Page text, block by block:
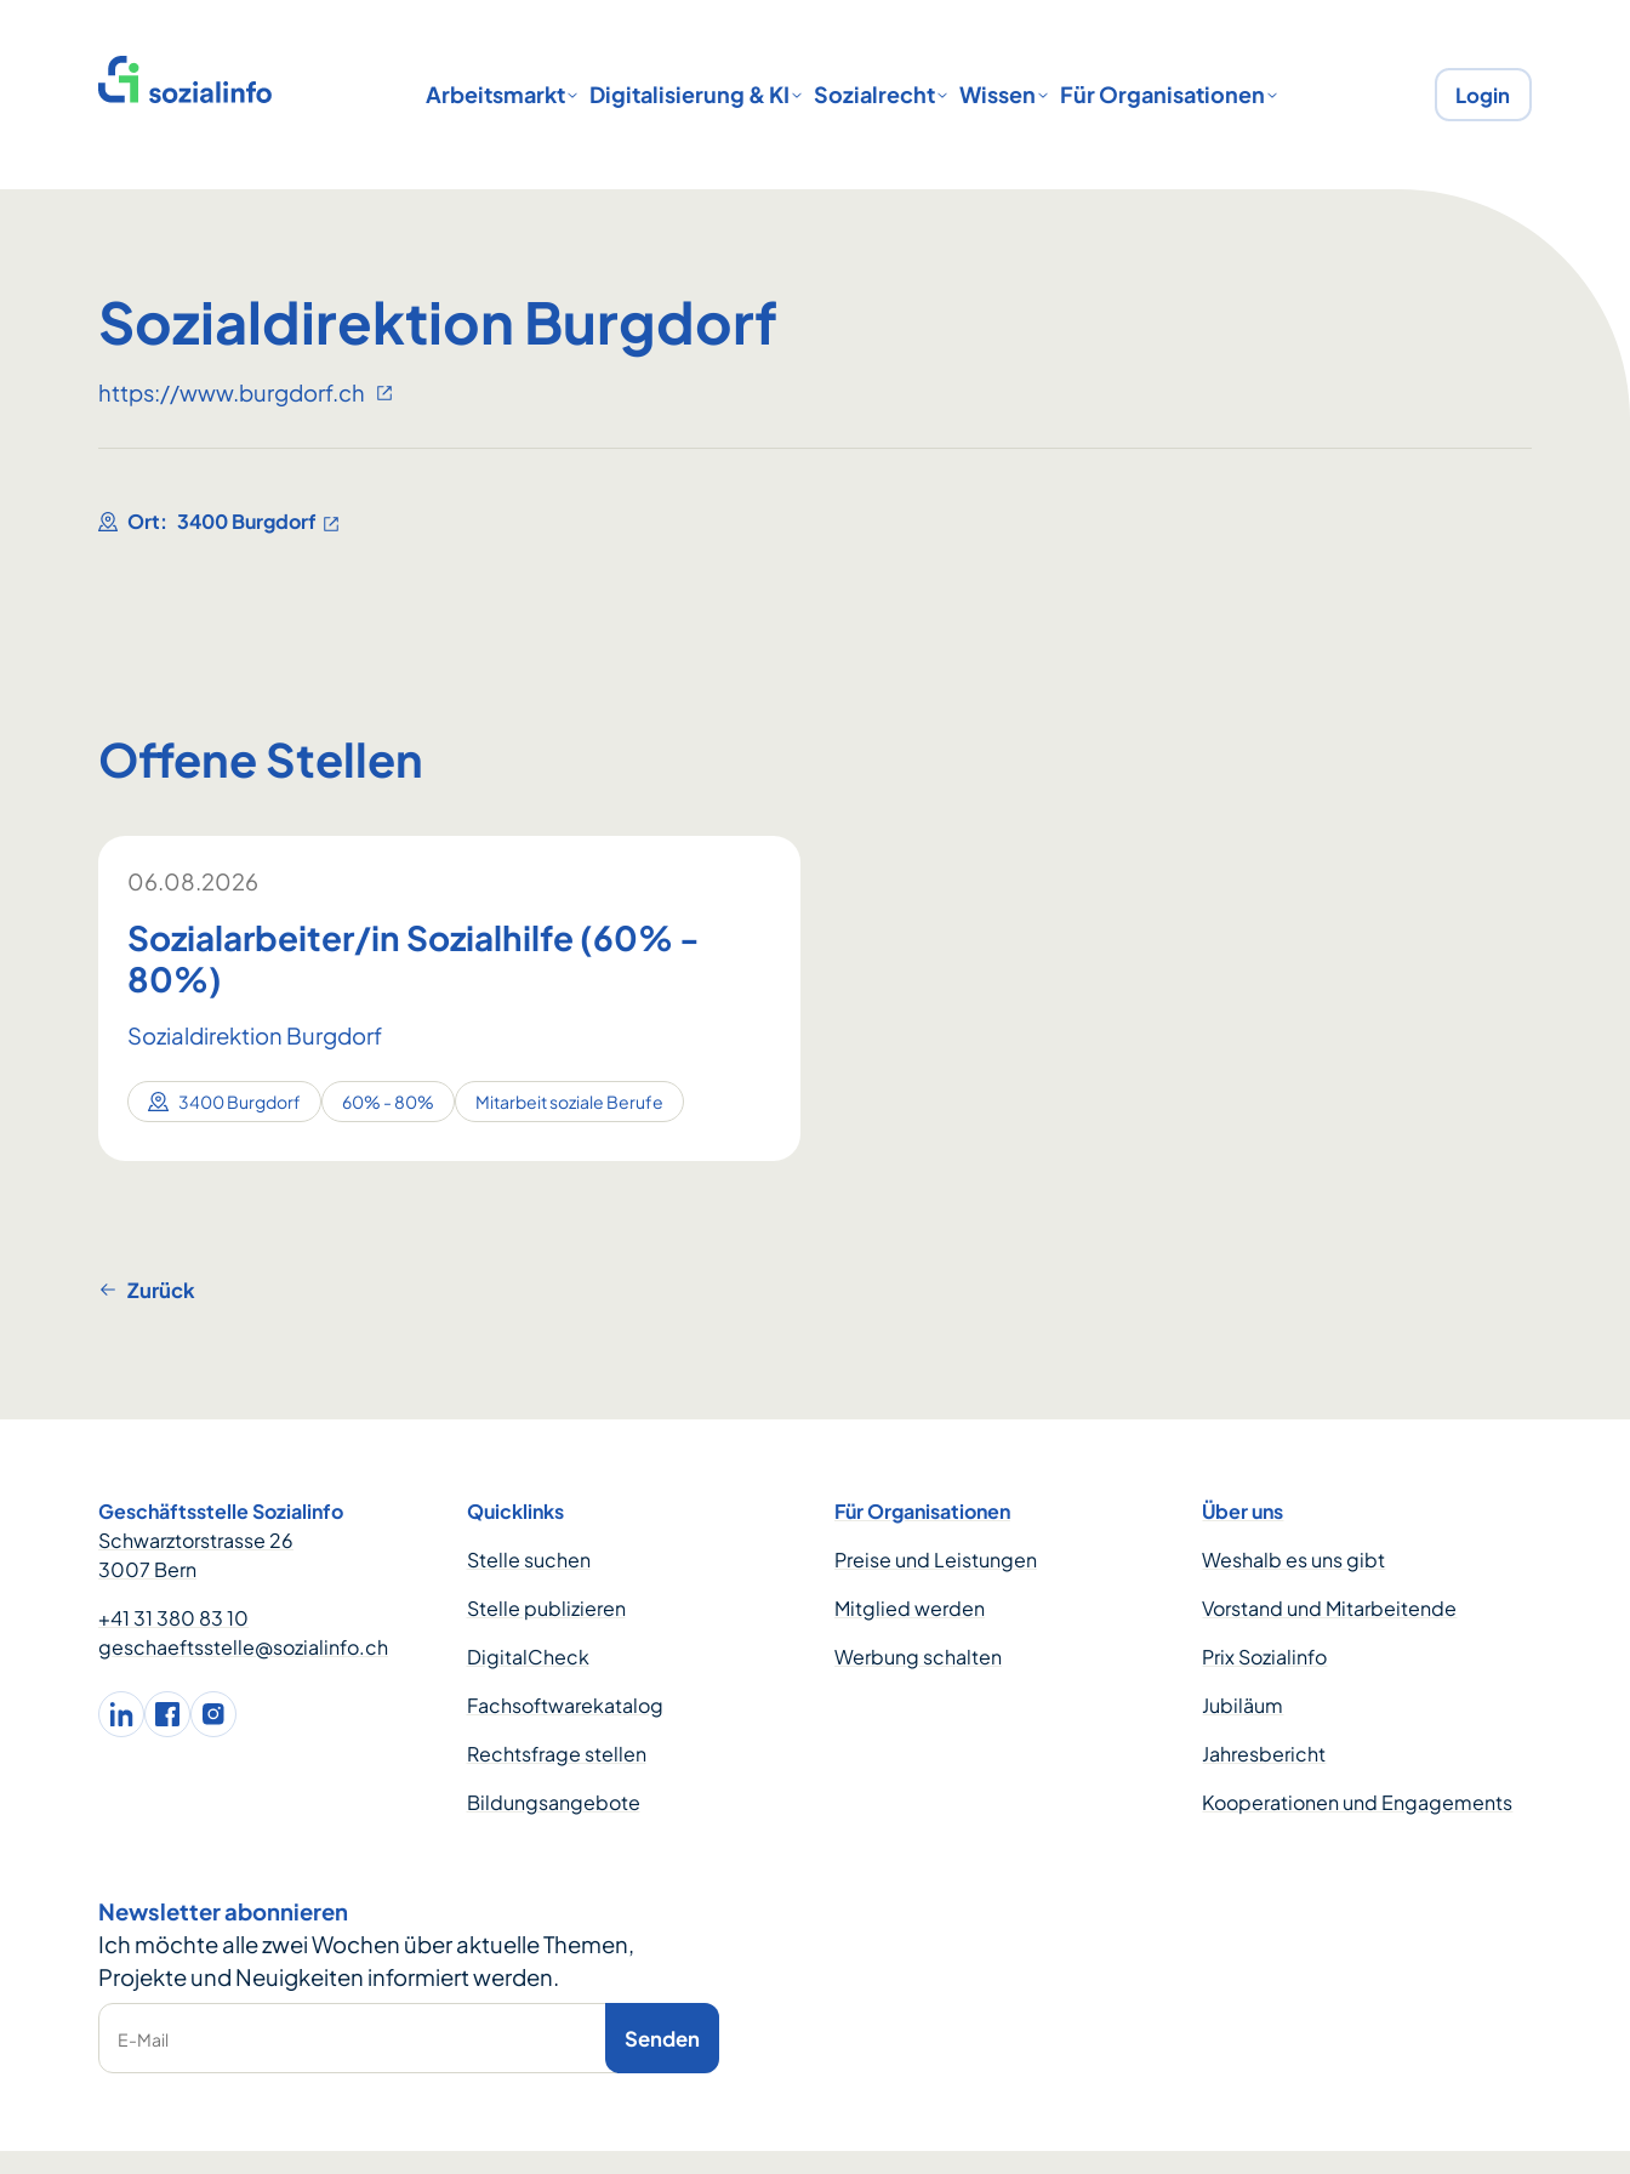
Startseite
Arbeitsmarkt Digitalisierung & KI Sozialrecht Wissen Für Organisationen Login
Sozialdirektion Burgdorf
https://www.burgdorf.ch
Ort: 3400 Burgdorf
Offene Stellen
06.08.2026
Sozialarbeiter/in Sozialhilfe (60% -
80%)
Sozialdirektion Burgdorf
3400 Burgdorf 60% - 80% Mitarbeit soziale Berufe
Zurück
Geschäftsstelle Sozialinfo
Schwarztorstrasse 26
3007 Bern
+41 31 380 83 10
geschaeftsstelle@sozialinfo.ch
LinkedInfacebookInstagram
Quicklinks
Stelle suchen
Stelle publizieren
DigitalCheck
Fachsoftwarekatalog
Rechtsfrage stellen
Bildungsangebote
Für Organisationen
Preise und Leistungen
Mitglied werden
Werbung schalten
Über uns
Weshalb es uns gibt
Vorstand und Mitarbeitende
Prix Sozialinfo
Jubiläum
Jahresbericht
Kooperationen und Engagements
Newsletter abonnieren
Ich möchte alle zwei Wochen über aktuelle Themen,
Projekte und Neuigkeiten informiert werden.
E-Mail Senden